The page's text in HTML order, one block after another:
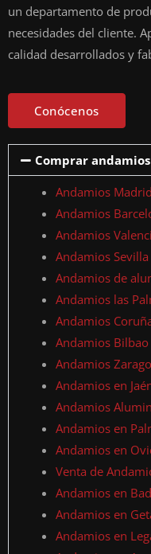
un departamento de
necesidades del cliente.
calidad desarrollados y
Conócenos
Comprar andamios
Andamios Madrid
Andamios
Andamios
Andamios Sevilla
Andamios de
Andamios las
Andamios
Andamios Bilbao
Andamios
Andamios en
Andamios
Andamios en
Andamios en
Venta de
Andamios en
Andamios en
Andamios en